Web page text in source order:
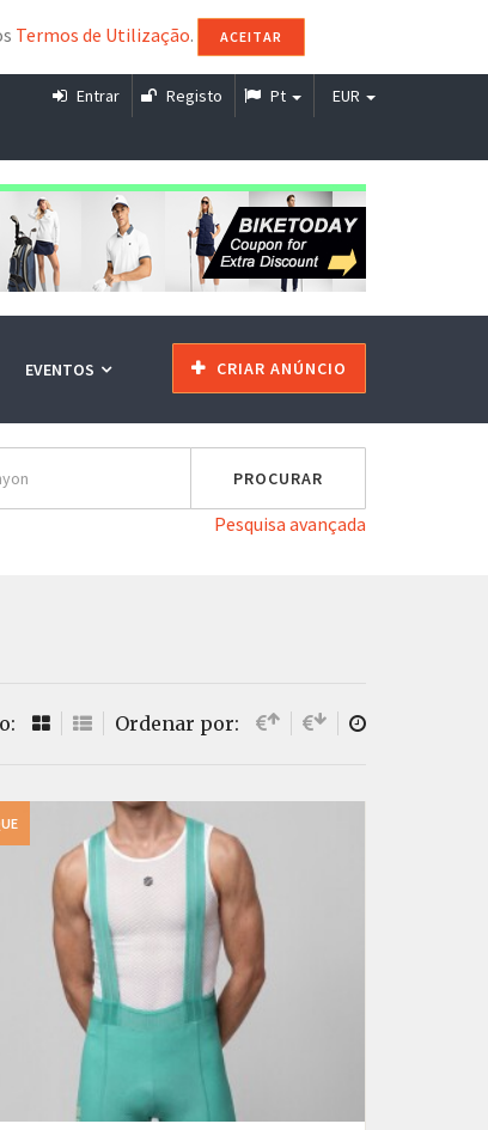
Termos de Utilização. ACEITAR
Entrar Registo Pt EUR
EVENTOS CRIAR ANÚNCIO
Pesquisa avançada
Ordenar por: